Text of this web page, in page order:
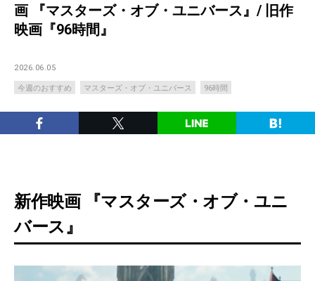
画 『マスターズ・オブ・ユニバース』/ 旧作
映画『96時間』
2026.06.05
今週のおすすめ マスターズ・オブ・ユニバース 96時間
新作映画 『マスターズ・オブ・ユニ
バース』